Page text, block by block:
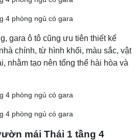
gara ô tô cũng ưu tiên thiết kế
chính, từ hình khối, màu sắc, vật
nhằm tạo nên tổng thể hài hòa và
mái Thái 1 tầng 4